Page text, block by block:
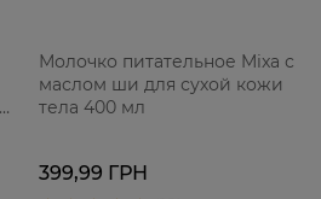
Молочко питательное Mixa с
маслом ши для сухой кожи
тела 400 мл
399,99 ГРН